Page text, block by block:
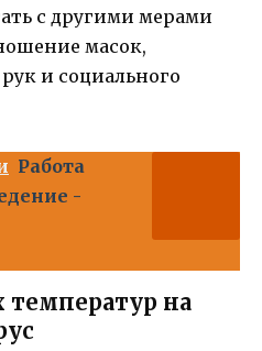
с другими мерами
масок,
и социального
Работа
-
температур на